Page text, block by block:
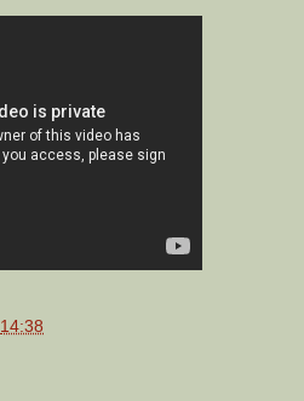
14:38